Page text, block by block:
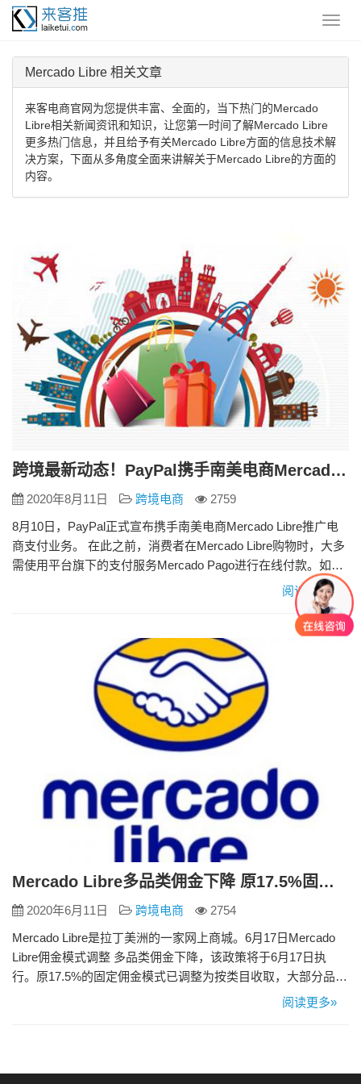
Mercado Libre 相关文章
来客电商官网为您提供丰富、全面的，当下热门的Mercado
Libre相关新闻资讯和知识，让您第一时间了解Mercado Libre
更多热门信息，并且给予有关Mercado Libre方面的信息技术解
决方案，下面从多角度全面来讲解关于Mercado Libre的方面的
内容。
跨境最新动态！PayPal携手南美电商Mercado Libre推广电商支付业务
2020年8月11日 跨境电商
2759
8月10日，PayPal正式宣布携手南美电商Mercado Libre推广电
商支付业务。 在此之前，消费者在Mercado Libre购物时，大多
需使用平台旗下的支付服务Mercado Pago进行在线付款。如
今，这两国购物者已可以通过PayPal在Mercado Libre进行购物
并付款。 对于Mercado Libre而言，此次加入PayPal的支付服
阅读更多»
Mercado Libre多品类佣金下降 原17.5%固定佣金模式调整为按类目收取
2020年6月11日 跨境电商
2754
Mercado Libre是拉丁美洲的一家网上商城。6月17日Mercado
Libre佣金模式调整 多品类佣金下降，该政策将于6月17日执
行。原17.5%的固定佣金模式已调整为按类目收取，大部分品类
都有所下降。卖家在该平台上售卖商品也将更具有价格竞争
阅读更多»